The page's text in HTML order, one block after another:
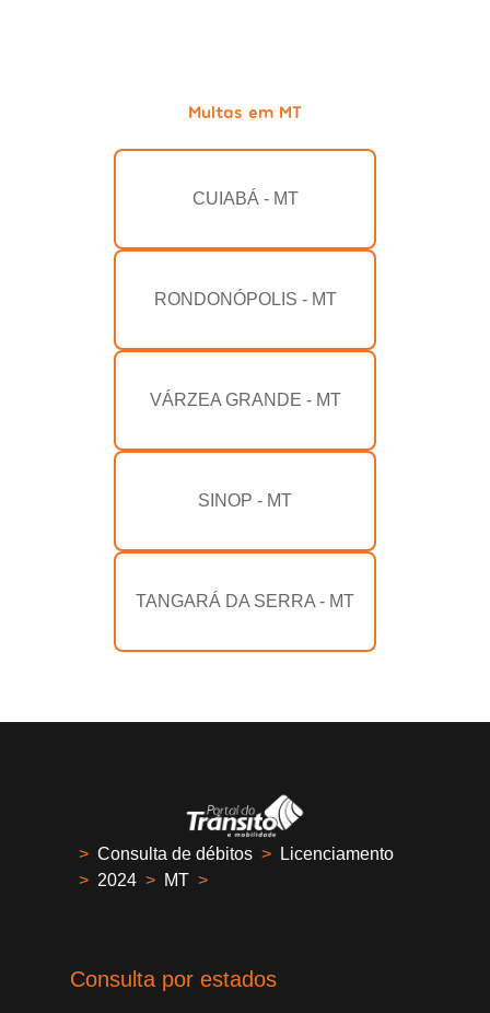
Multas em MT
CUIABÁ - MT
RONDONÓPOLIS - MT
VÁRZEA GRANDE - MT
SINOP - MT
TANGARÁ DA SERRA - MT
> Consulta de débitos >
Licenciamento
> 2024 > MT >
Consulta por estados